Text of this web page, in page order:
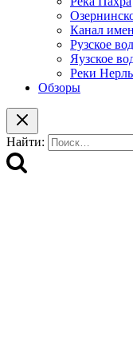
Канал
Рузское
Яузское
Реки
Обзоры
Найти: